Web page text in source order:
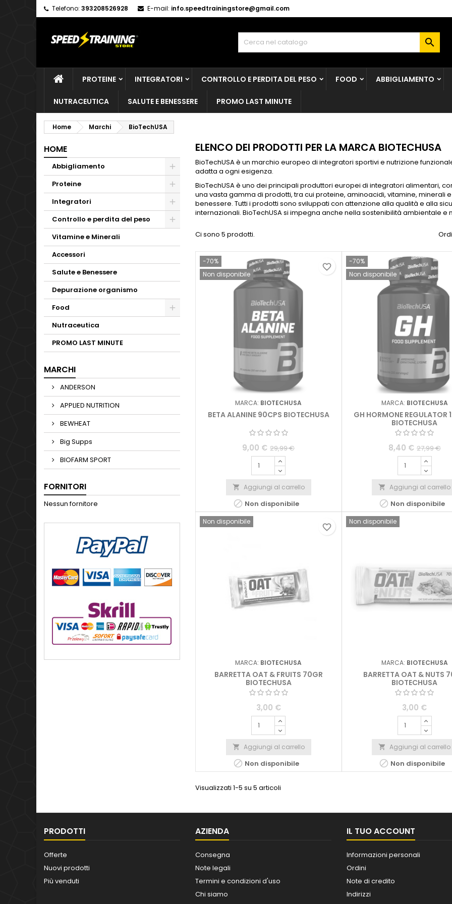
Telefono: 393208526928 E-mail: info.speedtrainingstore@gmail.com

PROTEINE INTEGRATORI CONTROLLO E PERDITA DEL PESO FOOD ABBIGLIAMENTO
NUTRACEUTICA SALUTE E BENESSERE PROMO LAST MINUTE
Home Marchi BioTechUSA
HOME
Abbigliamento
Proteine
Integratori
Controllo e perdita del peso
Vitamine e Minerali
Accessori
Salute e Benessere
Depurazione organismo
Food
Nutraceutica
PROMO LAST MINUTE
MARCHI
ANDERSON
APPLIED NUTRITION
BEWHEAT
Big Supps
BIOFARM SPORT
FORNITORI
Nessun fornitore
ELENCO DEI PRODOTTI PER LA MARCA BIOTECHUSA
BioTechUSA è un marchio europeo di integratori sportivi e nutrizione
adatta a ogni esigenza.
BioTechUSA è uno dei principali produttori europei di integratori alimentari,
una vasta gamma di prodotti, tra cui proteine, aminoacidi, vitamine, minerali
benessere. Tutti i prodotti sono sviluppati con attenzione alla qualità e alla
internazionali. BioTechUSA si impegna anche nella sostenibilità ambientale e
Ci sono 5 prodotti.
-70%
Non disponibile
MARCA: BIOTECHUSA
BETA ALANINE 90CPS BIOTECHUSA
9,00 € 29,99 €
 Aggiungi al carrello
 Non disponibile
favorite_border
-70%
Non disponibile
MARCA: BIOTECHUSA
GH HORMONE REGULATOR
BIOTECHUSA
8,40 € 27,99 €
 Aggiungi al carrello
 Non disponibile
Non disponibile
MARCA: BIOTECHUSA
BARRETTA OAT & FRUITS 70GR
BIOTECHUSA
3,00 €
 Aggiungi al carrello
 Non disponibile
favorite_border
Non disponibile
MARCA: BIOTECHUSA
BARRETTA OAT & NUTS
BIOTECHUSA
3,00 €
 Aggiungi al carrello
 Non disponibile
Visualizzati 1-5 su 5 articoli
PRODOTTI
Offerte
Nuovi prodotti
Più venduti
AZIENDA
Consegna
Note legali
Termini e condizioni d'uso
Chi siamo
IL TUO ACCOUNT
Informazioni personali
Ordini
Note di credito
Indirizzi
My wishlists
Create new list
((modalTitle))
((confirmMessage))
Crea lista dei desideri
Accedi
Devi avere effettuato l'accesso per salvare dei prodotti nella tua